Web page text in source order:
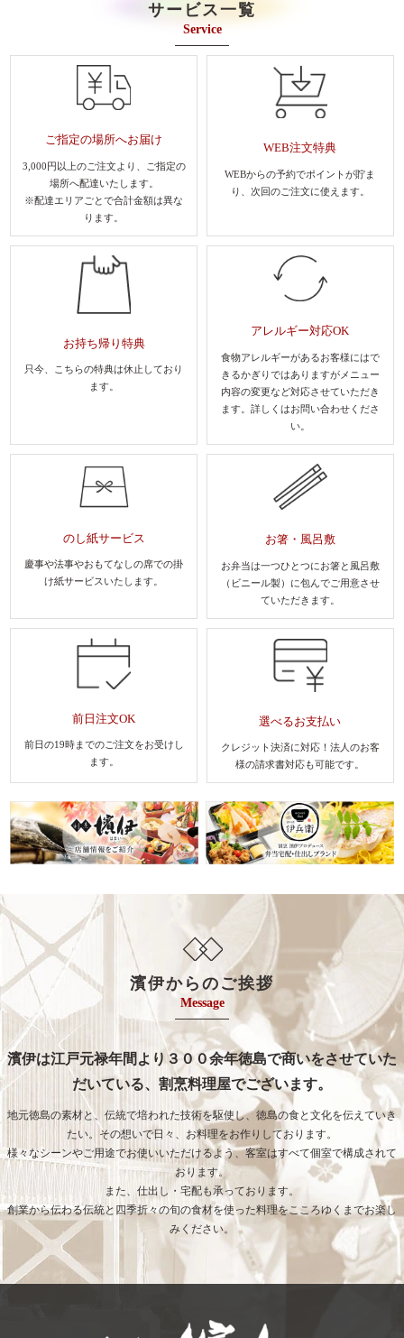
サービス一覧
Service
ご指定の場所へお届け
3,000円以上のご注文より、
ご指定の
場所へ配達いたします。
※配達エリアごとで合計金額は異な
ります。
WEB注文特典
WEBからの予約でポイントが貯ま
り、 次回のご注文に使えます。
お持ち帰り特典
只今、こちらの特典は休止しており
ます。
アレルギー対応OK
食物アレルギーがあるお客様にはで
きるかぎりではありますがメニュー
内容の変更など対応させていただき
ます。 詳しくはお問い合わせくださ
い。
のし紙サービス
慶事や法事やおもてなしの席での掛
け紙サービスいたします。
お箸・風呂敷
お弁当は一つひとつにお箸と風呂敷
（ビニール製）に包んでご用意させ
ていただきます。
前日注文OK
前日の19時までのご注文をお受けし
ます。
選べるお支払い
クレジット決済に対応！法人のお客
様の請求書対応も可能です。
濱伊からのご挨拶
Message
濱伊は江戸元禄年間より３００余年徳島で商いをさせていた
だいている、割烹料理屋でございます。
地元徳島の素材と、伝統で培われた技術を駆使し、徳島の食と文化を伝えていき
たい。その想いで日々、お料理をお作りしております。
様々なシーンやご用途でお使いいただけるよう、客室はすべて個室で構成されて
おります。
また、仕出し・宅配も承っております。
創業から伝わる伝統と四季折々の旬の食材を使った料理をこころゆくまでお楽し
みください。